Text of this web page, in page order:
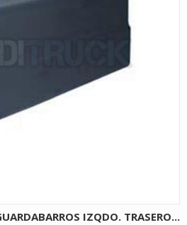
IZQDO. TRASERO...